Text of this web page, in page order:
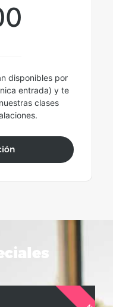
disponibles por
entrada) y te
clases